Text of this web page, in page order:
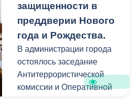
защищенности в
преддверии Нового
года и Рождества.
В администрации города
остоялось заседание
Антитеррористической
комиссии и Оперативной